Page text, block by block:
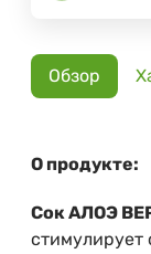
Обзор
О продукте:
Сок АЛОЭ
стимулирует